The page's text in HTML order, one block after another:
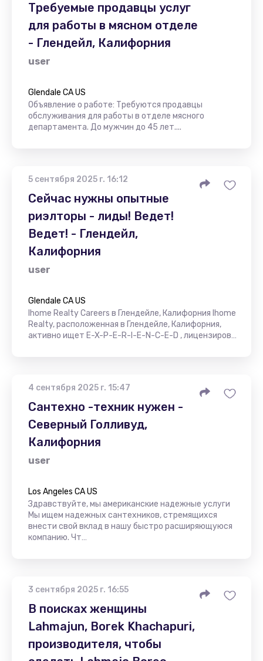
Требуемые продавцы услуг
для работы в мясном отделе
- Глендейл, Калифорния
user
Glendale CA US
Объявление о работе: Требуются продавцы
обслуживания для работы в отделе мясного
департамента. До мужчин до 45 лет....
5 сентября 2025 г. 16:12
Сейчас нужны опытные
риэлторы - лиды! Ведет!
Ведет! - Глендейл,
Калифорния
user
Glendale CA US
Ihome Realty Careers в Глендейле, Калифорния Ihome
Realty, расположенная в Глендейле, Калифорния,
активно ищет E-X-P-E-R-I-E-N-C-E-D , лицензиров…
4 сентября 2025 г. 15:47
Сантехно -техник нужен -
Северный Голливуд,
Калифорния
user
Los Angeles CA US
Здравствуйте, мы американские надежные услуги
Мы ищем надежных сантехников, стремящихся
внести свой вклад в нашу быстро расширяющуюся
компанию. Чт…
3 сентября 2025 г. 16:55
В поисках женщины
Lahmajun, Borek Khachapuri,
производителя, чтобы